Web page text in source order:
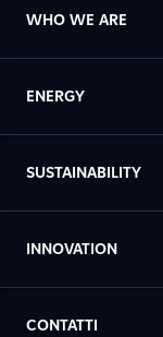
WHO WE ARE
ENERGY
SUSTAINABILITY
INNOVATION
CONTATTI